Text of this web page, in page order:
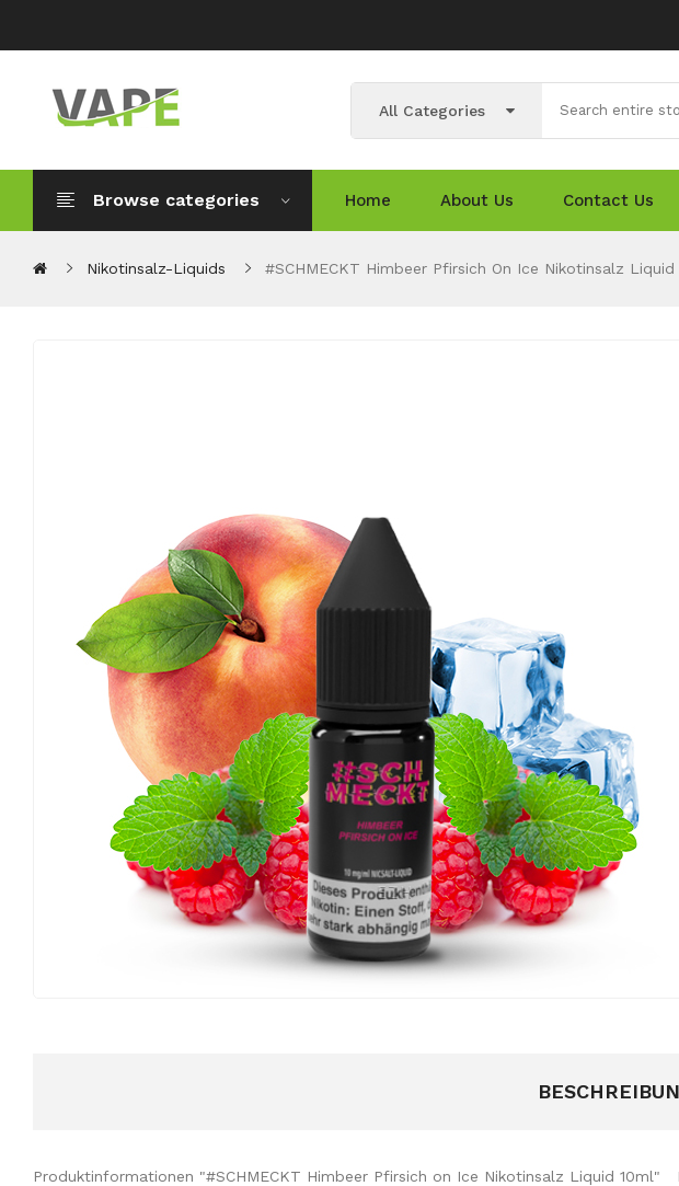
All Categories
Browse categories Home About Us Contact Us
Nikotinsalz-Liquids #SCHMECKT Himbeer Pfirsich On Ice Nikotinsalz Liquid
Produktinformationen "#SCHMECKT Himbeer Pfirsich on Ice Nikotinsalz Liquid